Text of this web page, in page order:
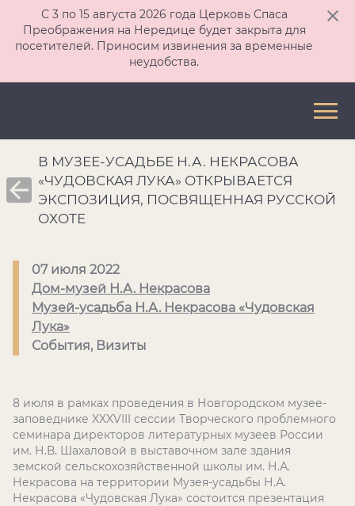
С 3 по 15 августа 2026 года Церковь Спаса
Преображения на Нередице будет закрыта для
посетителей. Приносим извинения за временные
неудобства.
В МУЗЕЕ-УСАДЬБЕ Н.А. НЕКРАСОВА
«ЧУДОВСКАЯ ЛУКА» ОТКРЫВАЕТСЯ
ЭКСПОЗИЦИЯ, ПОСВЯЩЕННАЯ РУССКОЙ
ОХОТЕ
07 июля 2022
Дом-музей Н.А. Некрасова
Музей-усадьба Н.А. Некрасова «Чудовская
Лука»
События, Визиты
8 июля в рамках проведения в Новгородском музее-
заповеднике XXXVIII сессии Творческого проблемного
семинара директоров литературных музеев России
им. Н.В. Шахаловой в выставочном зале здания
земской сельскохозяйственной школы им. Н.А.
Некрасова на территории Музея-усадьбы Н.А.
Некрасова «Чудовская Лука» состоится презентация